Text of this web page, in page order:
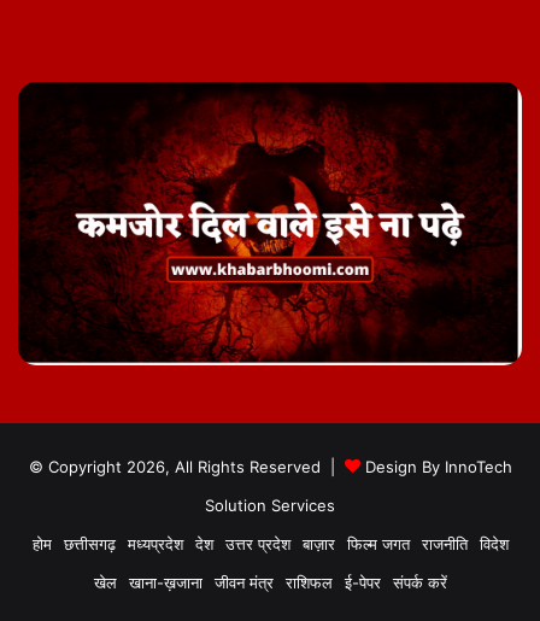
© Copyright 2026, All Rights Reserved | Design By InnoTech
Solution Services
होम
छत्तीसगढ़ मध्यप्रदेश देश उत्तर प्रदेश बाज़ार फिल्म जगत राजनीति
विदेश
खेल
खाना-ख़जाना जीवन मंत्र राशिफल ई-पेपर संपर्क करें